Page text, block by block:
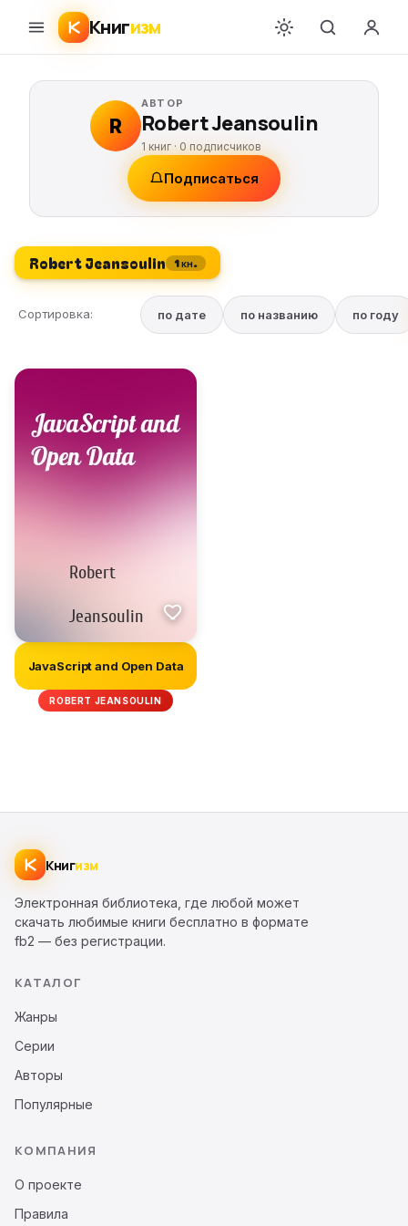
Книгизм
R
АВТОР
Robert Jeansoulin
1 книг · 0 подписчиков
Подписаться
Robert Jeansoulin 1 кн.
Сортировка: по дате по названию по году
JavaScript and Open Data
ROBERT JEANSOULIN
Книгизм
Электронная библиотека, где любой может
скачать любимые книги бесплатно в формате
fb2 — без регистрации.
КАТАЛОГ
Жанры
Серии
Авторы
Популярные
КОМПАНИЯ
О проекте
Правила